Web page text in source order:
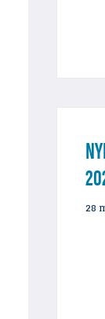
28